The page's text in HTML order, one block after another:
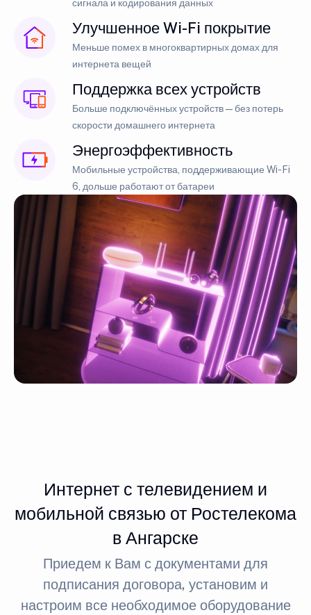
сигнала и кодирования данных
Улучшенное Wi-Fi покрытие
Меньше помех в многоквартирных домах для
интернета вещей
Поддержка всех устройств
Больше подключённых устройств — без потерь
скорости домашнего интернета
Энергоэффективность
Мобильные устройства, поддерживающие Wi-Fi
6, дольше работают от батареи
Интернет с телевидением и
мобильной связью от Ростелекома
в Ангарске
Приедем к Вам с документами для
подписания договора, установим и
настроим все необходимое оборудование